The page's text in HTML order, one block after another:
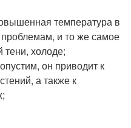
температура в
и то же самое
тени, холоде;
он приводит к
а также к